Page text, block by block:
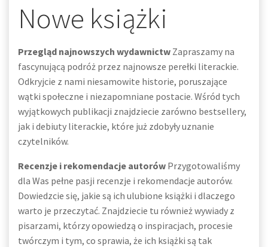
Nowe książki
Przegląd najnowszych wydawnictw Zapraszamy na
fascynującą podróż przez najnowsze perełki literackie.
Odkryjcie z nami niesamowite historie, poruszające
wątki społeczne i niezapomniane postacie. Wśród tych
wyjątkowych publikacji znajdziecie zarówno bestsellery,
jak i debiuty literackie, które już zdobyły uznanie
czytelników.
Recenzje i rekomendacje autorów Przygotowaliśmy
dla Was pełne pasji recenzje i rekomendacje autorów.
Dowiedzcie się, jakie są ich ulubione książki i dlaczego
warto je przeczytać. Znajdziecie tu również wywiady z
pisarzami, którzy opowiedzą o inspiracjach, procesie
twórczym i tym, co sprawia, że ich książki są tak